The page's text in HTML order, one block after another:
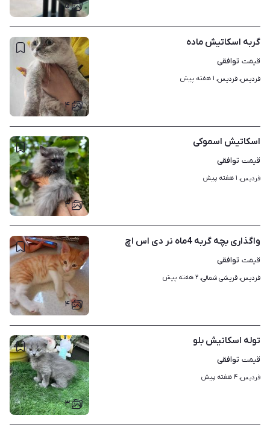
۵
۴
گربه اسکاتیش ماده
قیمت توافقی
فردیس، فردیس، ۱ هفته پیش
۳
اسکاتیش اسموکی
قیمت توافقی
فردیس، ۱ هفته پیش
۴
واگذاری بچه گربه 4ماه نر دی اس اچ
قیمت توافقی
فردیس، قریشی شمالی، ۲ هفته پیش
۳
توله اسکاتیش بلو
قیمت توافقی
فردیس، ۴ هفته پیش